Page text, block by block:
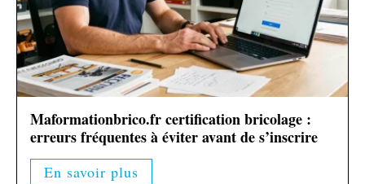
Maformationbrico.fr certification bricolage :
erreurs fréquentes à éviter avant de s’inscrire
En savoir plus